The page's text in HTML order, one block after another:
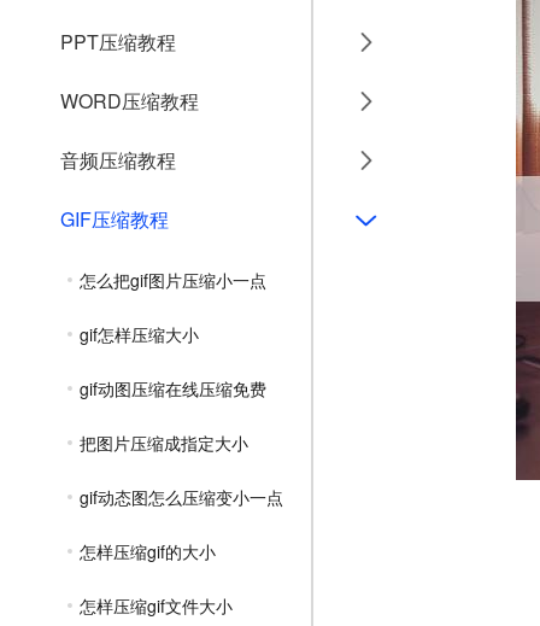
PPT压缩教程
WORD压缩教程
音频压缩教程
GIF压缩教程
怎么把gif图片压缩小一点
gif怎样压缩大小
gif动图压缩在线压缩免费
把图片压缩成指定大小
gif动态图怎么压缩变小一点
怎样压缩gif的大小
怎样压缩gif文件大小